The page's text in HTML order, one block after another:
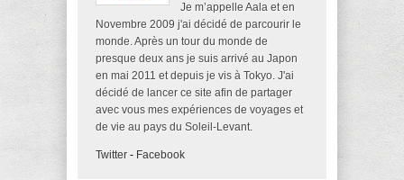
Je m’appelle Aala et en
Novembre 2009 j'ai décidé de parcourir le
monde. Après un tour du monde de
presque deux ans je suis arrivé au Japon
en mai 2011 et depuis je vis à Tokyo. J'ai
décidé de lancer ce site afin de partager
avec vous mes expériences de voyages et
de vie au pays du Soleil-Levant.
Twitter - Facebook